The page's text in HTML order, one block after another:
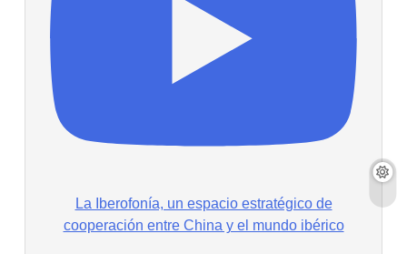
La Iberofonía, un espacio estratégico de
cooperación entre China y el mundo ibérico